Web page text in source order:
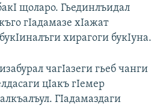
щоларо. Гьединлъидал
гIадамазе хIажат
хирагоги букIуна.
чагIазеги гьеб чанги
цIакъ гIемер
ГIадамаздаги